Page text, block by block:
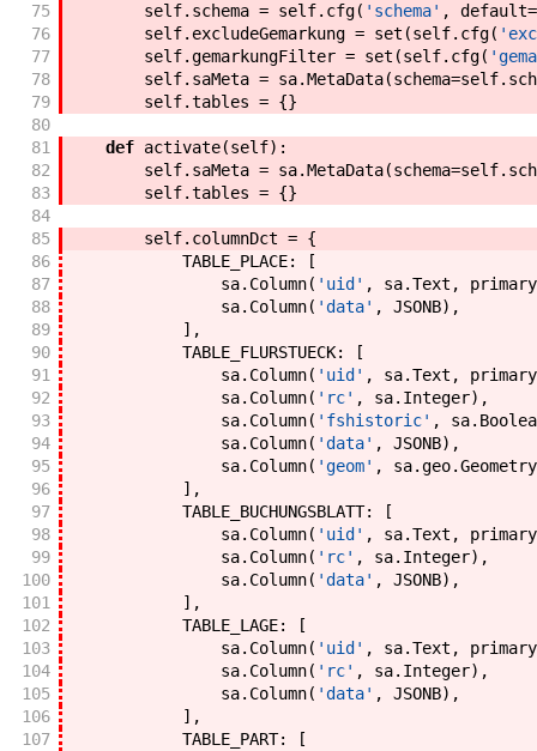
75
self. schema = self. cfg( 'schema' , default=
76
self. excludeGemarkung = set (self. cfg(
77
self.gemarkungFilter = set (self. cfg(
78
self. saMeta = sa.MetaData(schema=self.
79
self.tables = {}
80
81
def activate(self) :
82
self. saMeta = sa.MetaData(schema=self.
83
self.tables = {}
84
85
self. columnDct = {
86
TABLE_PLACE:
[
87
sa. Column( 'uid' , sa.Text ,
88
sa. Column( 'data' , JSONB) ,
89
] ,
90
TABLE_FLURSTUECK:
[
91
sa. Column( 'uid' , sa.Text ,
92
sa. Column( 'rc' , sa. Integer) ,
93
sa. Column( 'fshistoric' , sa.
94
sa. Column( 'data' , JSONB) ,
95
sa. Column( 'geom' , sa.geo.Geometry
96
] ,
97
TABLE_BUCHUNGSBLATT:
[
98
sa. Column( 'uid' , sa.Text ,
99
sa. Column( 'rc' , sa. Integer) ,
100
sa. Column( 'data' , JSONB) ,
101
] ,
102
TABLE_LAGE:
[
103
sa. Column( 'uid' , sa.Text ,
104
sa. Column( 'rc' , sa. Integer) ,
105
sa. Column( 'data' , JSONB) ,
106
] ,
107
TABLE_PART:
[